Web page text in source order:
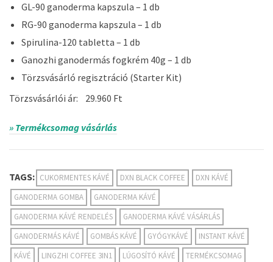
GL-90 ganoderma kapszula – 1 db
RG-90 ganoderma kapszula – 1 db
Spirulina-120 tabletta – 1 db
Ganozhi ganodermás fogkrém 40g – 1 db
Törzsvásárló regisztráció (Starter Kit)
Törzsvásárlói ár: 29.960 Ft
» Termékcsomag vásárlás
TAGS: CUKORMENTES KÁVÉ DXN BLACK COFFEE
DXN KÁVÉ
GANODERMA GOMBA
GANODERMA KÁVÉ
GANODERMA KÁVÉ RENDELÉS
GANODERMA KÁVÉ VÁSÁRLÁS
GANODERMÁS KÁVÉ
GOMBÁS KÁVÉ GYÓGYKÁVÉ
INSTANT KÁVÉ
KÁVÉ
LINGZHI COFFEE 3IN1 LÚGOSÍTÓ KÁVÉ
TERMÉKCSOMAG